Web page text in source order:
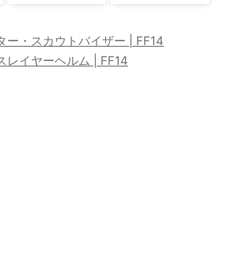
ー・スカウトバイザー | FF14
レイヤーヘルム | FF14